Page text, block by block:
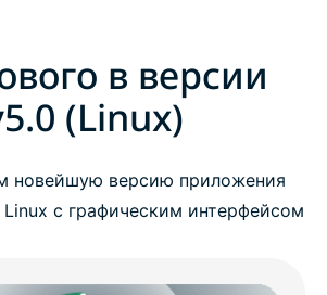
в версии
(Linux)
новейшую версию приложения
Linux с графическим интерфейсом